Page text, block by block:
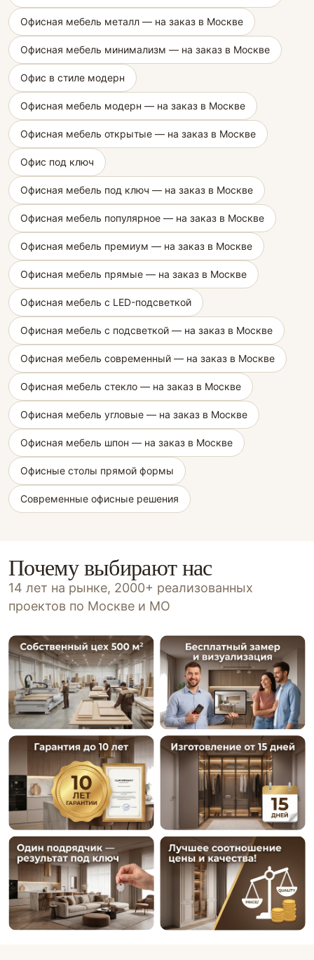
Офисная мебель металл — на заказ в Москве
Офисная мебель минимализм — на заказ в Москве
Офис в стиле модерн
Офисная мебель модерн — на заказ в Москве
Офисная мебель открытые — на заказ в Москве
Офис под ключ
Офисная мебель под ключ — на заказ в Москве
Офисная мебель популярное — на заказ в Москве
Офисная мебель премиум — на заказ в Москве
Офисная мебель прямые — на заказ в Москве
Офисная мебель с LED-подсветкой
Офисная мебель с подсветкой — на заказ в Москве
Офисная мебель современный — на заказ в Москве
Офисная мебель стекло — на заказ в Москве
Офисная мебель угловые — на заказ в Москве
Офисная мебель шпон — на заказ в Москве
Офисные столы прямой формы
Современные офисные решения
Почему выбирают нас
14 лет на рынке, 2000+ реализованных
проектов по Москве и МО